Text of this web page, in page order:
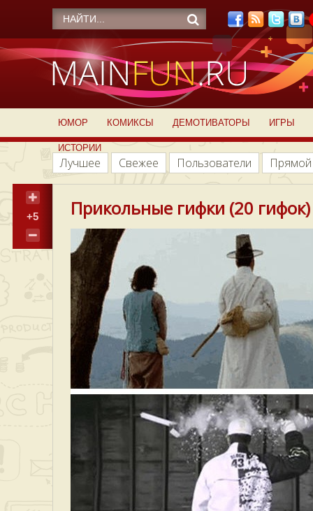
ЮМОР КОМИКСЫ ДЕМОТИВАТОРЫ ИГРЫ
ИСТОРИИ
Лучшее Свежее Пользователи
+5 Прикольные гифки (20